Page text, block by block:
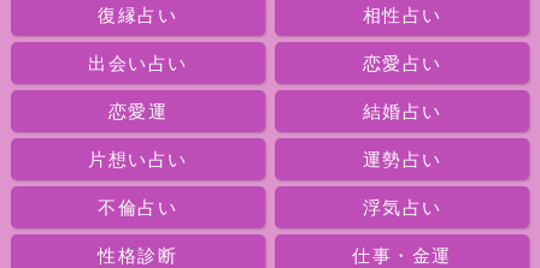
復縁占い 相性占い
出会い占い 恋愛占い
恋愛運 結婚占い
片想い占い 運勢占い
不倫占い 浮気占い
性格診断 仕事・金運